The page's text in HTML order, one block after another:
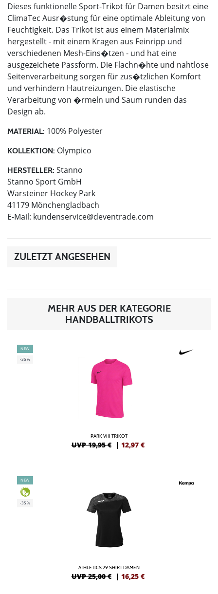
Dieses funktionelle Sport-Trikot für Damen besitzt eine
ClimaTec Ausr�stung für eine optimale Ableitung von
Feuchtigkeit. Das Trikot ist aus einem Materialmix
hergestellt - mit einem Kragen aus Feinripp und
verschiedenen Mesh-Eins�tzen - und hat eine
ausgezeichete Passform. Die Flachn�hte und nahtlose
Seitenverarbeitung sorgen für zus�tzlichen Komfort
und verhindern Hautreizungen. Die elastische
Verarbeitung von �rmeln und Saum runden das
Design ab.
MATERIAL: 100% Polyester
KOLLEKTION: Olympico
HERSTELLER: Stanno
Stanno Sport GmbH
Warsteiner Hockey Park
41179 Mönchengladbach
E-Mail: kundenservice@deventrade.com
ZULETZT ANGESEHEN
MEHR AUS DER KATEGORIE
HANDBALLTRIKOTS
NEW
-35%
PARK VIII TRIKOT
UVP 19,95 € | 12,97 €
NEW
-35%
ATHLETICS 29 SHIRT DAMEN
UVP 25,00 € | 16,25 €